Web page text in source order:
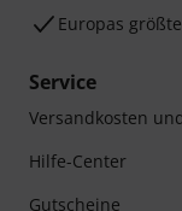
Europas
Service
Versandkosten
Hilfe-Center
Gutscheine